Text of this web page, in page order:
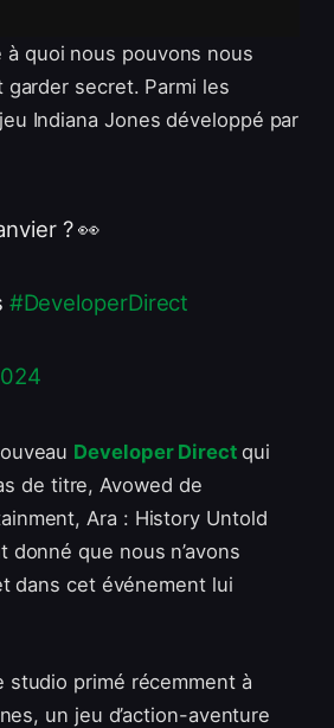
quoi nous pouvons nous
secret. Parmi les
Indiana Jones développé par
? 👀
#DeveloperDirect
Developer Direct qui
de titre, Avowed de
Ara : History Untold
donné que nous n’avons
dans cet événement lui
studio primé récemment à
un jeu d’action-aventure